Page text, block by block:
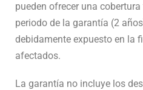
pueden ofrecer una
periodo de la garantía (2
debidamente expuesto en la
afectados.
La garantía no incluye los